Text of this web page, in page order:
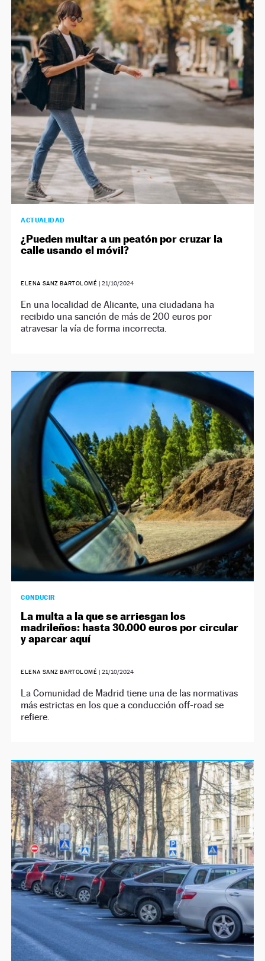
ACTUALIDAD
¿Pueden multar a un peatón por cruzar la
calle usando el móvil?
ELENA SANZ BARTOLOMÉ | 21/10/2024
En una localidad de Alicante, una ciudadana ha
recibido una sanción de más de 200 euros por
atravesar la vía de forma incorrecta.
CONDUCIR
La multa a la que se arriesgan los
madrileños: hasta 30.000 euros por circular
y aparcar aquí
ELENA SANZ BARTOLOMÉ | 21/10/2024
La Comunidad de Madrid tiene una de las normativas
más estrictas en los que a conducción off-road se
refiere.